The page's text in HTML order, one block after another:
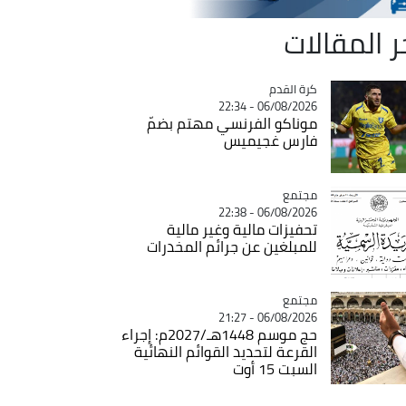
المقالات
Catégorie
كرة القدم
06/08/2026 - 22:34
موناكو الفرنسي مهتم بضمّ
فارس غجيميس
Catégorie
مجتمع
06/08/2026 - 22:38
تحفيزات مالية وغير مالية
للمبلغين عن جرائم المخدرات
Catégorie
مجتمع
06/08/2026 - 21:27
حج موسم 1448هـ/2027م: إجراء
القرعة لتحديد القوائم النهائية
السبت 15 أوت